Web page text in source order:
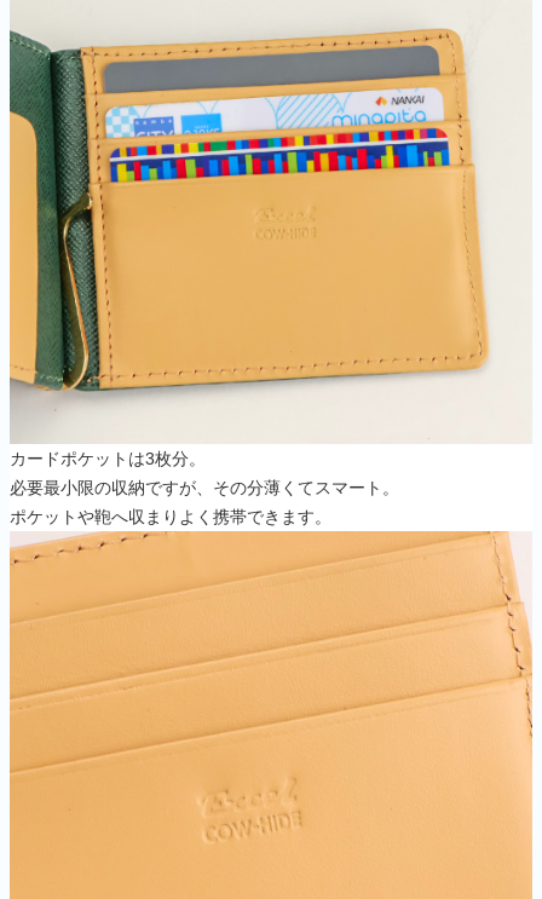
カードポケットは3枚分。
必要最小限の収納ですが、その分薄くてスマート。
ポケットや鞄へ収まりよく携帯できます。